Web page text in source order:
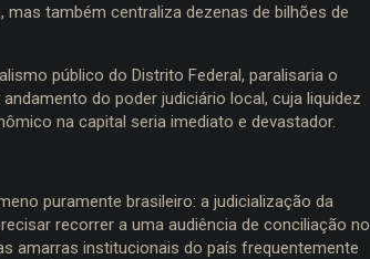
também centraliza dezenas de bilhões de
público do Distrito Federal, paralisaria o
do poder judiciário local, cuja liquidez
na capital seria imediato e devastador.
puramente brasileiro: a judicialização da
recorrer a uma audiência de conciliação no
amarras institucionais do país frequentemente